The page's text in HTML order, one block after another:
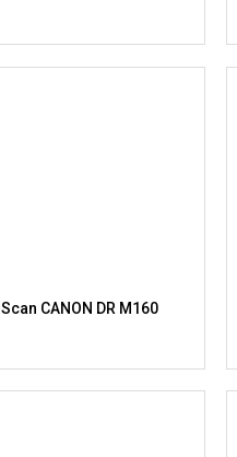
Scan CANON DR M160